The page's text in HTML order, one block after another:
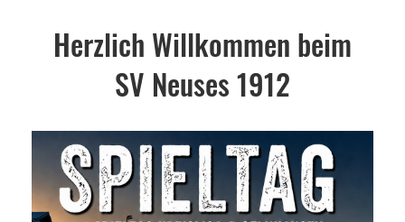
Herzlich Willkommen beim
SV Neuses 1912